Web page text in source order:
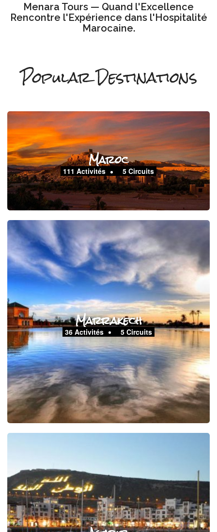
Menara Tours — Quand l'Excellence
Rencontre l'Expérience dans l'Hospitalité
Marocaine.
Popular Destinations
Maroc
111 Activités 5 Circuits
Marrakech
36 Activités 5 Circuits